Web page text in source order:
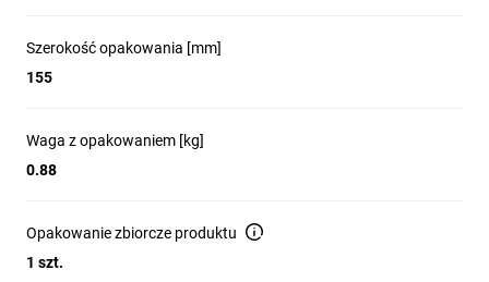
Szerokość opakowania [mm]
155
Waga z opakowaniem [kg]
0.88
Opakowanie zbiorcze produktu
1 szt.